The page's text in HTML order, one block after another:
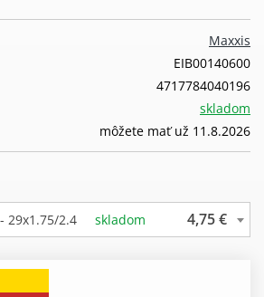
Maxxis
EIB00140600
4717784040196
skladom
môžete mať už 11.8.2026
29x1.75/2.4
skladom 4,75 €